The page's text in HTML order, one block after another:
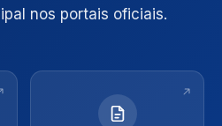
nos portais oficiais.